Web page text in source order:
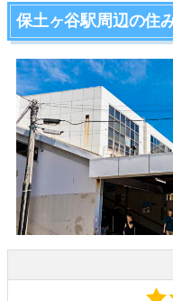
保土ヶ谷駅周辺の住